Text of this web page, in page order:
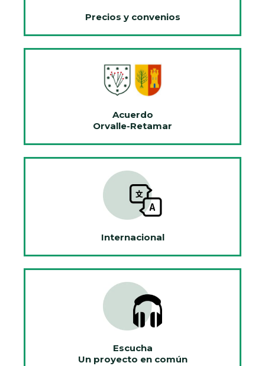
Precios y convenios
Acuerdo
Orvalle-Retamar
Internacional
Escucha
Un proyecto en común